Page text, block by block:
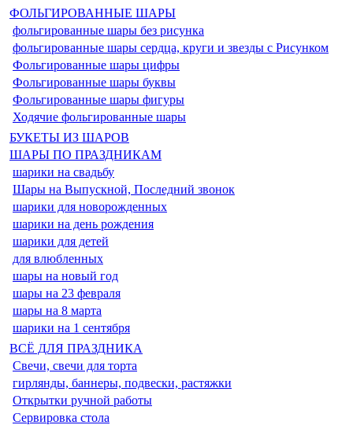
ФОЛЬГИРОВАННЫЕ ШАРЫ
фольгированные шары без рисунка
фольгированные шары сердца, круги и звезды с Рисунком
Фольгированные шары цифры
Фольгированные шары буквы
Фольгированные шары фигуры
Ходячие фольгированные шары
БУКЕТЫ ИЗ ШАРОВ
ШАРЫ ПО ПРАЗДНИКАМ
шарики на свадьбу
Шары на Выпускной, Последний звонок
шарики для новорожденных
шарики на день рождения
шарики для детей
для влюбленных
шары на новый год
шары на 23 февраля
шары на 8 марта
шарики на 1 сентября
ВСЁ ДЛЯ ПРАЗДНИКА
Свечи, свечи для торта
гирлянды, баннеры, подвески, растяжки
Открытки ручной работы
Сервировка стола